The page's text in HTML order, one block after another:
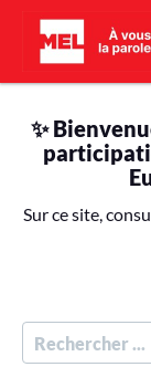
Aller au contenu
✨
Sur ce site,